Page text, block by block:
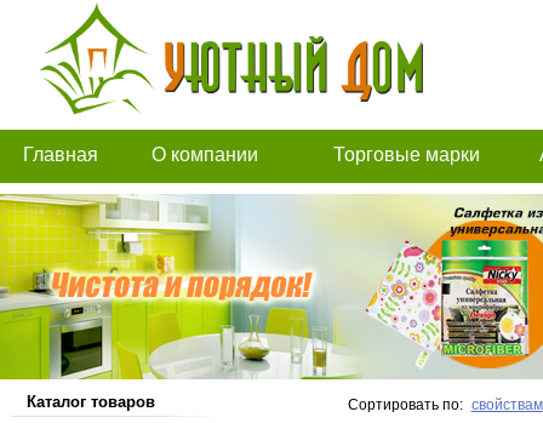
Главная О компании Торговые марки
Каталог товаров Сортировать по: свойствам